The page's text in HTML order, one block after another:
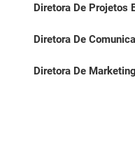
Diretora De Projetos
Diretora De
Diretora De